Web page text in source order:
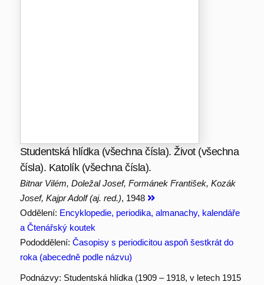
Studentská hlídka (všechna čísla). Život (všechna
čísla). Katolík (všechna čísla).
Bitnar Vilém, Doležal Josef, Formánek František, Kozák
Josef, Kajpr Adolf (aj. red.), 1948
Oddělení: Encyklopedie, periodika, almanachy, kalendáře
a Čtenářský koutek
Pododdělení: Časopisy s periodicitou aspoň šestkrát do
roka (abecedně podle názvu)
Podnázvy: Studentská hlídka (1909 – 1918, v letech 1915